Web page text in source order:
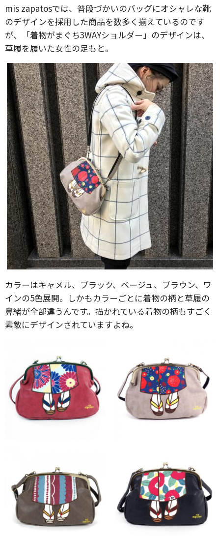
mis zapatosでは、普段づかいのバッグにオシャレな靴
のデザインを採用した商品を数多く揃えているのです
が、「着物がまぐち3WAYショルダー」のデザインは、
草履を履いた女性の足もと。
カラーはキャメル、ブラック、ベージュ、ブラウン、ワ
インの5色展開。しかもカラーごとに着物の柄と草履の
鼻緒が全部違うんです。描かれている着物の柄もすごく
素敵にデザインされていますよね。